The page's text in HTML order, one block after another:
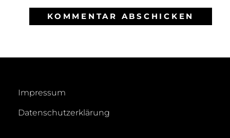
Impressum
Datenschutzerklärung